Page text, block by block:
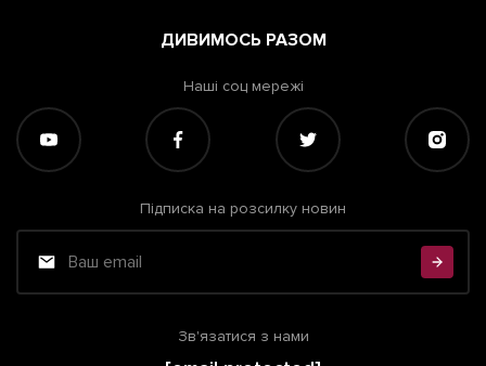
ДИВИМОСЬ РАЗОМ
Наші соц мережі
Підписка на розсилку новин
Зв'язатися з нами